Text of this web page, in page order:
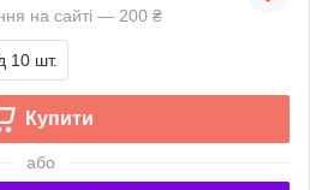
на сайті — 200 ₴
10 шт.
Купити
або